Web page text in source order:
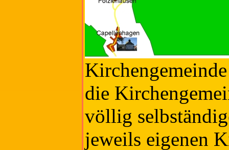
die
völlig
jeweils eigenen